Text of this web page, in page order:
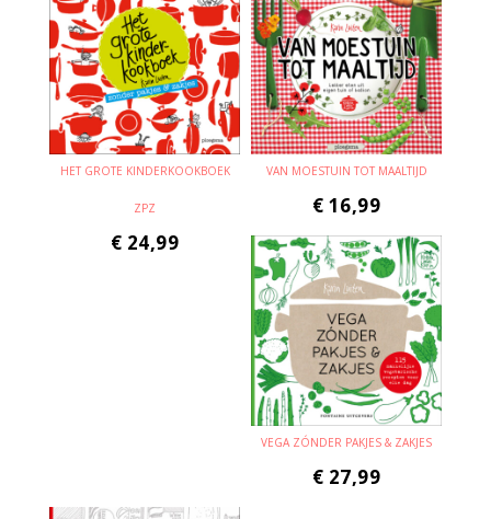
HET GROTE KINDERKOOKBOEK
ZPZ
€ 24,99
VAN MOESTUIN TOT MAALTIJD
€ 16,99
VEGA ZÓNDER PAKJES & ZAKJES
€ 27,99